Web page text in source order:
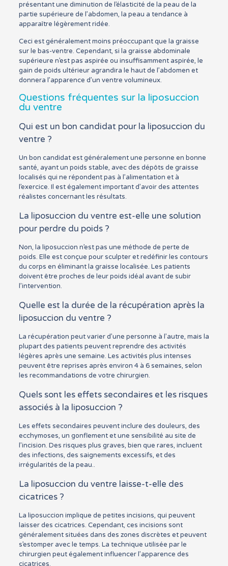
présentant une diminution de l’élasticité de la peau de la
partie supérieure de l’abdomen, la peau a tendance à
apparaître légèrement ridée.
Ceci est généralement moins préoccupant que la graisse
sur le bas-ventre. Cependant, si la graisse abdominale
supérieure n’est pas aspirée ou insuffisamment aspirée, le
gain de poids ultérieur agrandira le haut de l’abdomen et
donnera l’apparence d’un ventre volumineux.
Questions fréquentes sur la liposuccion
du ventre
Qui est un bon candidat pour la liposuccion du
ventre ?
Un bon candidat est généralement une personne en bonne
santé, ayant un poids stable, avec des dépôts de graisse
localisés qui ne répondent pas à l’alimentation et à
l’exercice. Il est également important d’avoir des attentes
réalistes concernant les résultats.
La liposuccion du ventre est-elle une solution
pour perdre du poids ?
Non, la liposuccion n’est pas une méthode de perte de
poids. Elle est conçue pour sculpter et redéfinir les contours
du corps en éliminant la graisse localisée. Les patients
doivent être proches de leur poids idéal avant de subir
l’intervention.
Quelle est la durée de la récupération après la
liposuccion du ventre ?
La récupération peut varier d’une personne à l’autre, mais la
plupart des patients peuvent reprendre des activités
légères après une semaine. Les activités plus intenses
peuvent être reprises après environ 4 à 6 semaines, selon
les recommandations de votre chirurgien.
Quels sont les effets secondaires et les risques
associés à la liposuccion ?
Les effets secondaires peuvent inclure des douleurs, des
ecchymoses, un gonflement et une sensibilité au site de
l’incision. Des risques plus graves, bien que rares, incluent
des infections, des saignements excessifs, et des
irrégularités de la peau..
La liposuccion du ventre laisse-t-elle des
cicatrices ?
La liposuccion implique de petites incisions, qui peuvent
laisser des cicatrices. Cependant, ces incisions sont
généralement situées dans des zones discrètes et peuvent
s’estomper avec le temps. La technique utilisée par le
chirurgien peut également influencer l’apparence des
cicatrices.